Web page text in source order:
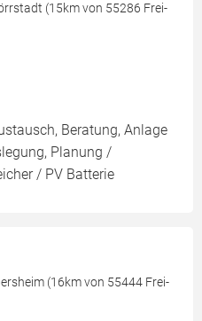
(15km von 55286 Frei-
Beratung, Anlage
Planung /
/ PV Batterie
(16km von 55444 Frei-